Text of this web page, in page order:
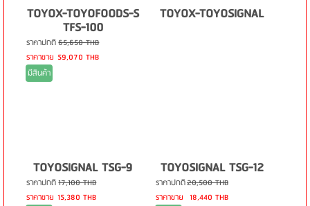
TOYOX-TOYOFOODS-S
TFS-100
ราคาปกติ65,650 THB
ราคาขาย 59,070 THB
มีสินค้า
TOYOX-TOYOSIGNAL
TOYOSIGNAL TSG-9
ราคาปกติ17,100 THB
ราคาขาย 15,380 THB
TOYOSIGNAL TSG-12
ราคาปกติ20,500 THB
ราคาขาย 18,440 THB